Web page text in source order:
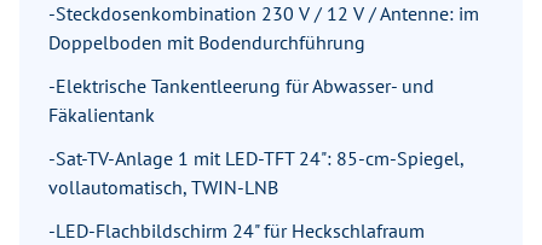
-Steckdosenkombination 230 V / 12 V / Antenne: im
Doppelboden mit Bodendurchführung
-Elektrische Tankentleerung für Abwasser- und
Fäkalientank
-Sat-TV-Anlage 1 mit LED-TFT 24": 85-cm-Spiegel,
vollautomatisch, TWIN-LNB
-LED-Flachbildschirm 24" für Heckschlafraum